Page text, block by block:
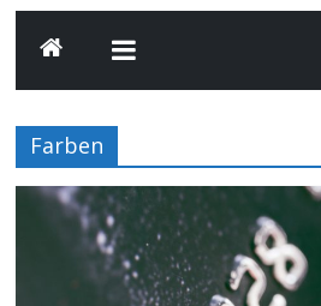
Farben